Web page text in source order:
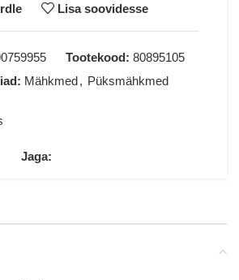
Lisa soovidesse
Tootekood: 80895105
Mähkmed , Püksmähkmed
Jaga: